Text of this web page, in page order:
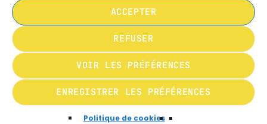
ACCEPTER
REFUSER
VOIR LES PRÉFÉRENCES
ENREGISTRER LES PRÉFÉRENCES
Politique de cookies